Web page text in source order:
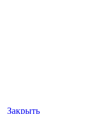
Закрыть